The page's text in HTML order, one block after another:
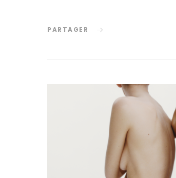
PARTAGER